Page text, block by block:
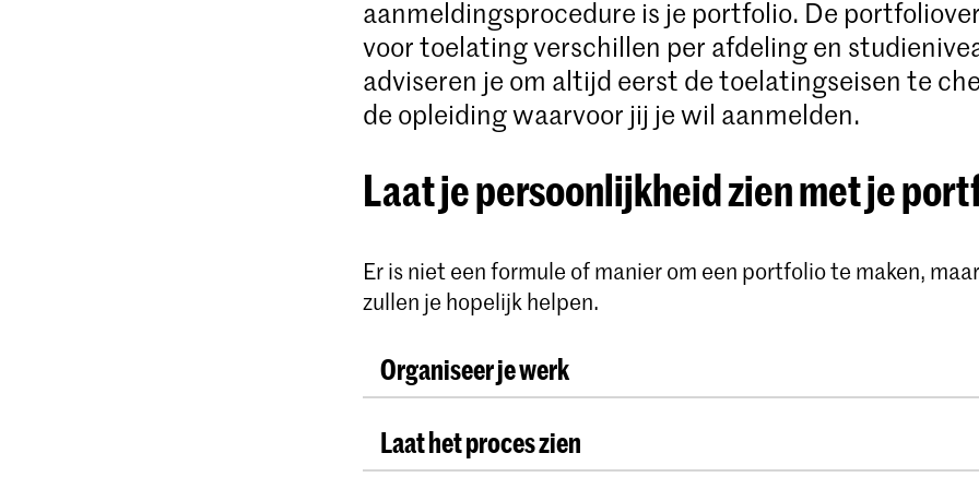
aanmeldingsprocedure is je portfolio. De
voor toelating verschillen per afdeling en
adviseren je om altijd eerst de toelatingseisen te
de opleiding waarvoor jij je wil aanmelden.
Laat je persoonlijkheid zien met je
Er is niet een formule of manier om een portfolio te maken,
zullen je hopelijk helpen.
Organiseer je werk
Selecteer projecten en experimenten waarvan jij denkt dat
beste zijn om te laten zien wie je bent. Organiseer dit alles.
Laat het proces zien